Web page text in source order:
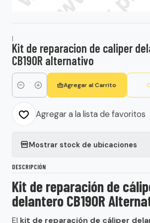
|
Kit de reparacion de caliper
CB190R alternativo
Cantidad
Agregar al Carrito
Agregar a la lista de favoritos
Mostrar stock de ubicaciones
DESCRIPCIÓN
Kit de reparación de
delantero CB190R
El kit de reparación de cáliper